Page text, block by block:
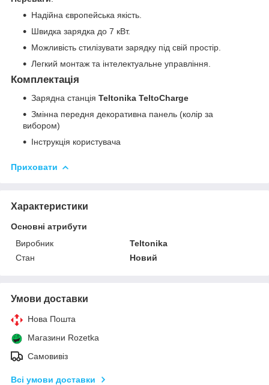
Надійна європейська якість.
Швидка зарядка до 7 кВт.
Можливість стилізувати зарядку під свій простір.
Легкий монтаж та інтелектуальне управління.
Комплектація
Зарядна станція Teltonika TeltoCharge
Змінна передня декоративна панель (колір за
вибором)
Інструкція користувача
Приховати
Характеристики
Основні атрибути
Виробник
Teltonika
Стан
Новий
Умови доставки
Нова Пошта
Магазини Rozetka
Самовивіз
Всі умови доставки